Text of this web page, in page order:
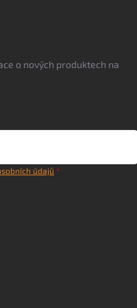
o nových produktech na
údajů